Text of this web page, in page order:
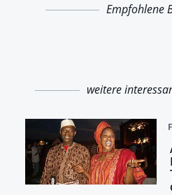
Empfohlene
weitere